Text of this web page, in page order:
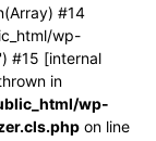
#14
wp-
#15 [internal
in
wp-
on line